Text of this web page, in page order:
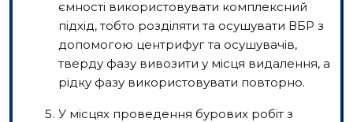
ємності використовувати комплексний
підхід, тобто розділяти та осушувати ВБР з
допомогою центрифуг та осушувачів,
тверду фазу вивозити у місця видалення, а
рідку фазу використовувати повторно.
У місцях проведення бурових робіт з